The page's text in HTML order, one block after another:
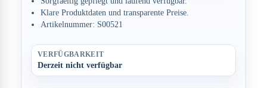
Klare Produktdaten und transparente Preise.
Artikelnummer: S00521
VERFÜGBARKEIT
Derzeit nicht verfügbar